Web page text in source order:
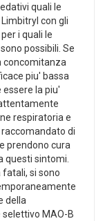
quali le
con gli
i quali le
possibili. Se
concomitanza
piu' bassa
la piu'
respiratoria e
di
prendono cura
questi sintomi.
fatali, si sono
della
MAO-B